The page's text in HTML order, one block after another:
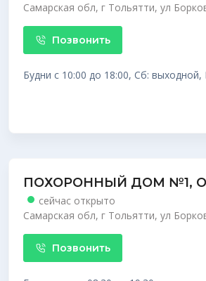
Самарская обл, г Тольятти, ул
Позвонить
Будни с 10:00 до 18:00, Сб:
ПОХОРОННЫЙ ДОМ №1,
сейчас открыто
Самарская обл, г Тольятти, ул
Позвонить